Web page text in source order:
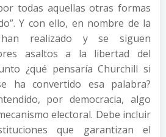
todas aquellas otras formas
Y con ello, en nombre de la
han realizado y se siguen
asaltos a la libertad del
¿qué pensaría Churchill si
ha convertido esa palabra?
por democracia, algo
electoral. Debe incluir
que garantizan el